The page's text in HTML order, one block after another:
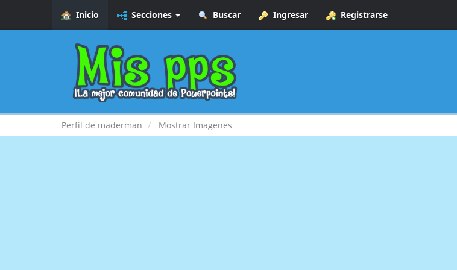
Inicio Secciones Buscar Ingresar Registrarse
Perfil de maderman Mostrar Imagenes